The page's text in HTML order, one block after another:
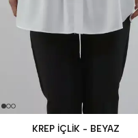
KREP İÇLİK - BEYAZ